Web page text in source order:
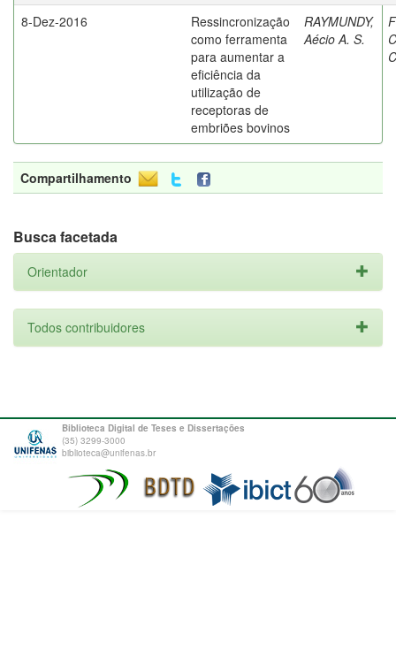
8-Dez-2016
Ressincronização
como ferramenta
para aumentar a
eficiência da
utilização de
receptoras de
embriões bovinos
RAYMUNDY,
Aécio A. S.
Compartilhamento
Busca facetada
Orientador
Todos contribuidores
Biblioteca Digital de Teses e Dissertações
(35) 3299-3000
biblioteca@unifenas.br